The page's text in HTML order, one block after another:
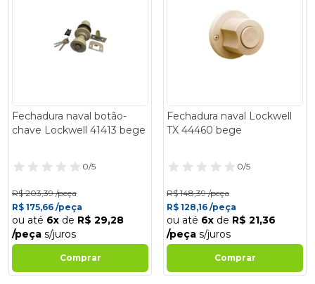
Fechadura naval botão-
chave Lockwell 41413 bege
0/5
R$ 203,39 /peça
R$ 175,66 /peça
ou até 6x de R$ 29,28
/peça s/juros
Comprar
Fechadura naval Lockwell
TX 44460 bege
0/5
R$ 148,39 /peça
R$ 128,16 /peça
ou até 6x de R$ 21,36
/peça s/juros
Comprar